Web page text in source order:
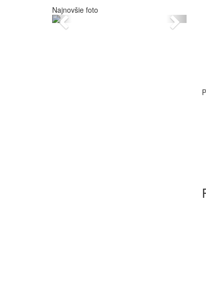
Najnovšie foto
Previous Next